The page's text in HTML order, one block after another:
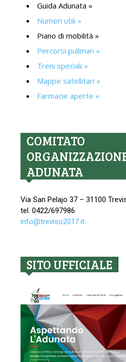
Guida Adunata »
Numeri utili »
Piano di mobilità »
Percorsi pullman »
Treni speciali »
Mappe satellitari »
Farmacie aperte »
COMITATO
ADUNATA
Via San Pelajo 37 – 31100
tel. 0422/697986
info@treviso2017.it
SITO UFFICIALE